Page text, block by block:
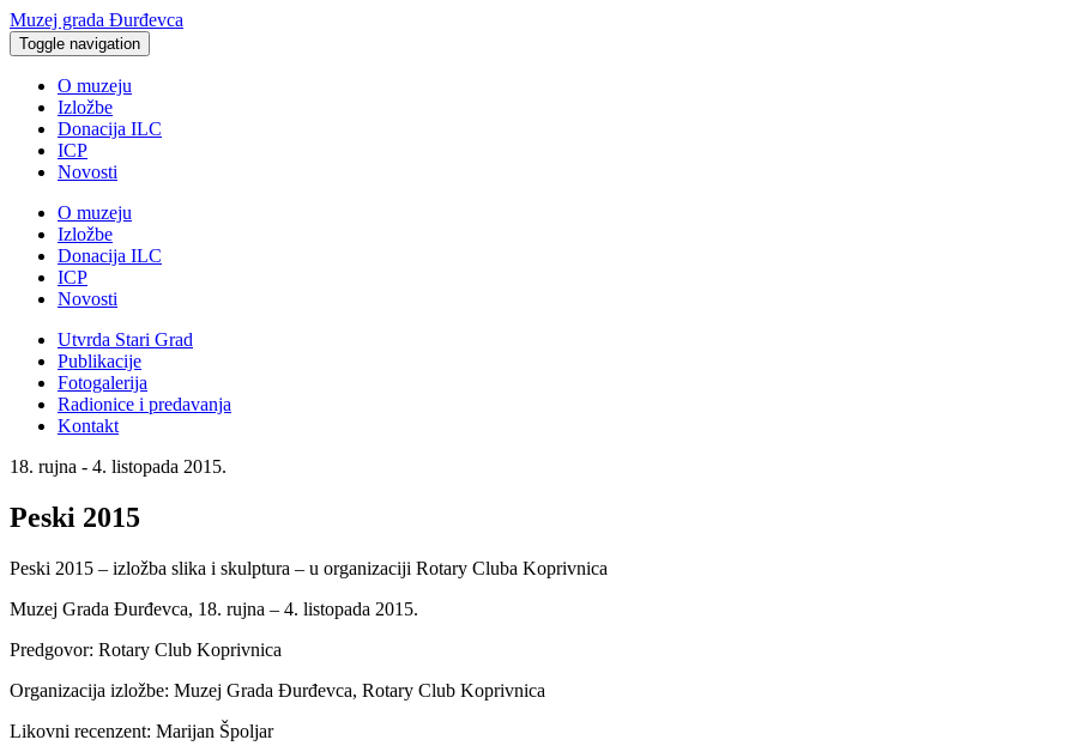
Muzej grada Đurđevca
Toggle navigation
O muzeju
Izložbe
Donacija ILC
ICP
Novosti
O muzeju
Izložbe
Donacija ILC
ICP
Novosti
Utvrda Stari Grad
Publikacije
Fotogalerija
Radionice i predavanja
Kontakt
18. rujna - 4. listopada 2015.
Peski 2015
Peski 2015 – izložba slika i skulptura – u organizaciji Rotary Cluba Koprivnica
Muzej Grada Đurđevca, 18. rujna – 4. listopada 2015.
Predgovor: Rotary Club Koprivnica
Organizacija izložbe: Muzej Grada Đurđevca, Rotary Club Koprivnica
Likovni recenzent: Marijan Špoljar